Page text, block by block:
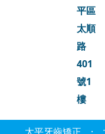
平區
太順
路
401
號1
樓